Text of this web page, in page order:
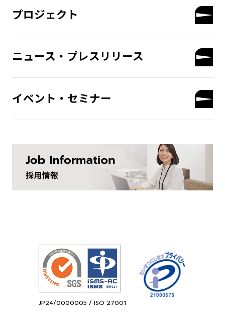
プロジェクト
ニュース・プレスリリース
イベント・セミナー
JP24/0000005 / ISO 27001